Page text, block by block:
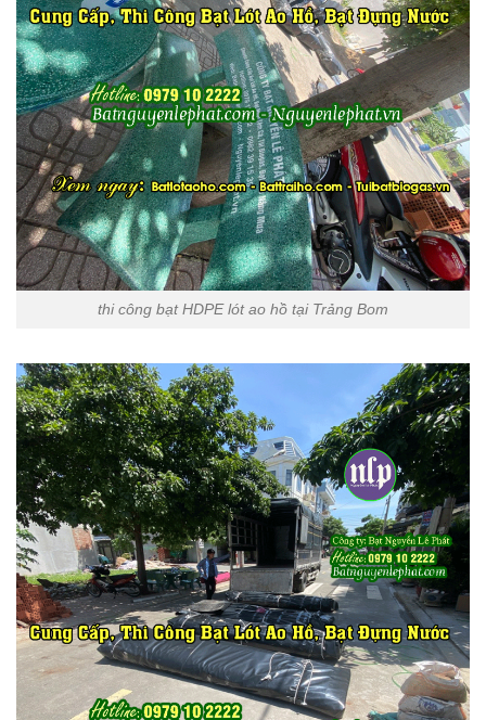
thi công bạt HDPE lót ao hồ tại Trảng Bom